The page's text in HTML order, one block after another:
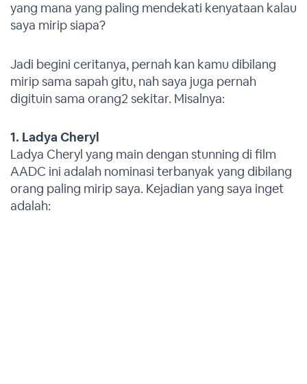
yang mana yang paling mendekati kenyataan kalau
saya mirip siapa?
Jadi begini ceritanya, pernah kan kamu dibilang
mirip sama sapah gitu, nah saya juga pernah
digituin sama orang2 sekitar. Misalnya:
1. Ladya Cheryl
Ladya Cheryl yang main dengan stunning di film
AADC ini adalah nominasi terbanyak yang dibilang
orang paling mirip saya. Kejadian yang saya inget
adalah: